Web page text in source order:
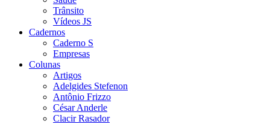
Trânsito
Vídeos JS
Cadernos
Caderno S
Empresas
Colunas
Artigos
Adelgides Stefenon
Antônio Frizzo
César Anderle
Clacir Rasador